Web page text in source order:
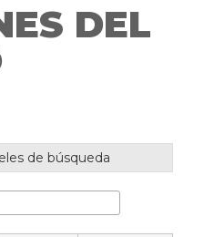
DEL
de búsqueda